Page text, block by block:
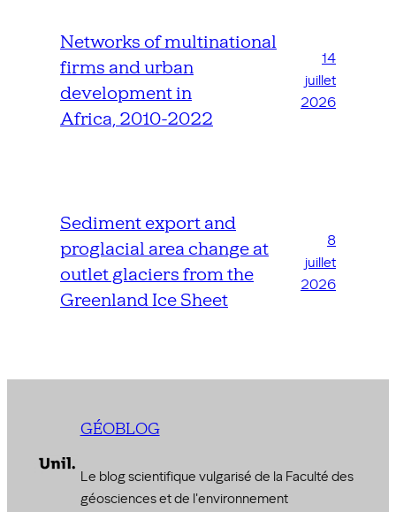
Networks of multinational
firms and urban
development in
Africa, 2010-2022
14
juillet
2026
Sediment export and
proglacial area change at
outlet glaciers from the
Greenland Ice Sheet
8
juillet
2026
GÉOBLOG
Le blog scientifique vulgarisé de la Faculté des
géosciences et de l'environnement